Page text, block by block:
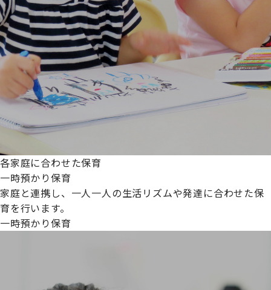
各家庭に合わせた保育
一時預かり保育
家庭と連携し、一人一人の生活リズムや発達に合わせた保
育を行います。
一時預かり保育